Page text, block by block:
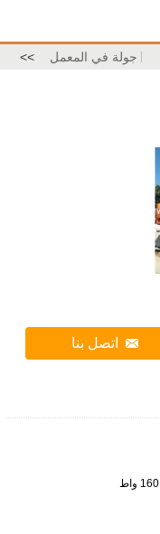
جولة في المعمل >>
اتصل بنا